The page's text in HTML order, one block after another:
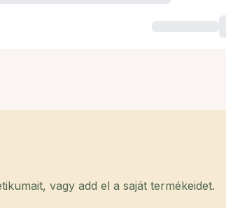
vagy add el a saját termékeidet.